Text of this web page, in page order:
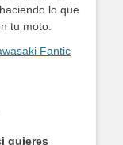
lo que
tu moto.
quieres